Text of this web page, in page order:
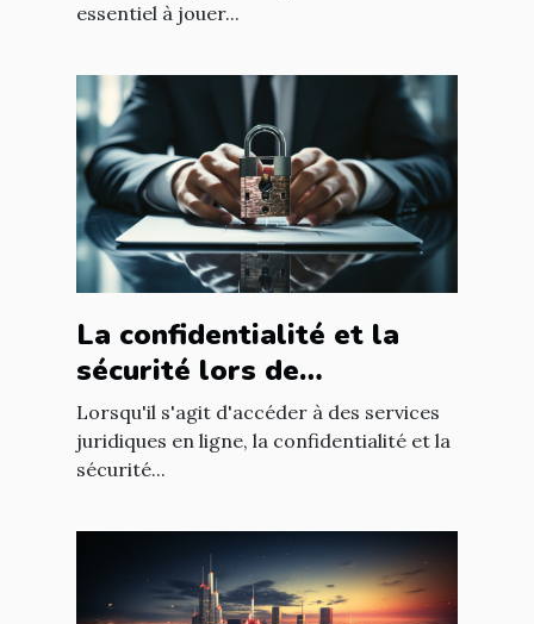
essentiel à jouer...
La confidentialité et la
sécurité lors de
l'utilisation d'un avocat en
ligne
Lorsqu'il s'agit d'accéder à des services
juridiques en ligne, la confidentialité et la
sécurité...